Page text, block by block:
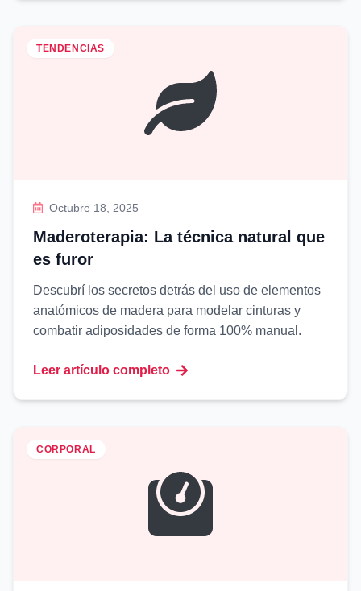
TENDENCIAS
Octubre 18, 2025
Maderoterapia: La técnica natural que
es furor
Descubrí los secretos detrás del uso de elementos
anatómicos de madera para modelar cinturas y
combatir adiposidades de forma 100% manual.
Leer artículo completo
CORPORAL